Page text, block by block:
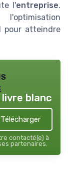
l'entreprise.
pour atteindre
blanc
contacté(e) à
partenaires.